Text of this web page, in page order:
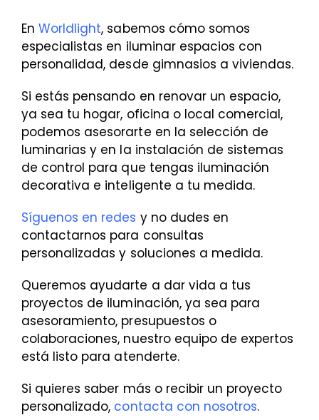
EnWorldlight, sabemos cómo somos
especialistas en iluminar espacios con
personalidad, desde gimnasios a viviendas.
Si estás pensando en renovar un espacio,
ya sea tu hogar, oficina o local comercial,
podemos asesorarte en la selección de
luminarias y en la instalación de sistemas
de control para que tengas iluminación
decorativa e inteligente a tu medida.
Síguenos en redes y no dudes en
contactarnos para consultas
personalizadas y soluciones a medida.
Queremos ayudarte a dar vida a tus
proyectos de iluminación, ya sea para
asesoramiento, presupuestos o
colaboraciones, nuestro equipo de expertos
está listo para atenderte.
Si quieres saber más o recibir un proyecto
personalizado, contacta con nosotros.